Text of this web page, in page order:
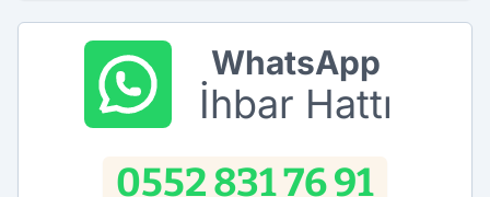
WhatsApp
İhbar Hattı
0552 831 76 91